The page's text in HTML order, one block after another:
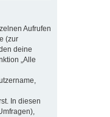
Aufrufen
(zur
deine
„Alle
In diesen